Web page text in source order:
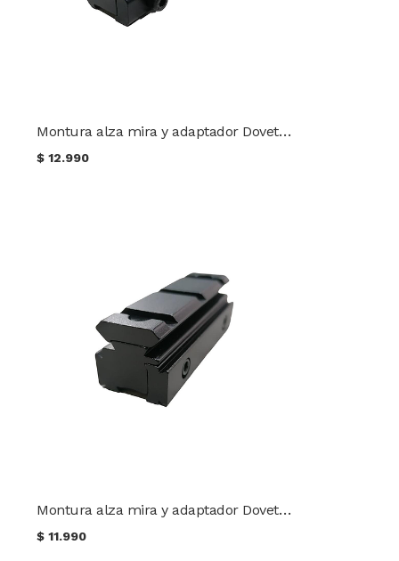
Montura alza mira y adaptador Dovetail a Picatinny 100 mm.
$12.990
Montura alza mira y adaptador Dovetail a Picatinny 70 mm.
$11.990